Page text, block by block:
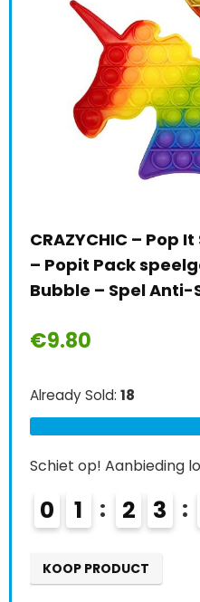
CRAZYCHIC – Pop
– Popit Pack
Bubble – Spel
€9.80
Already Sold: 18
Schiet op! Aanbieding
0 1 2 3
KOOP PRODUCT